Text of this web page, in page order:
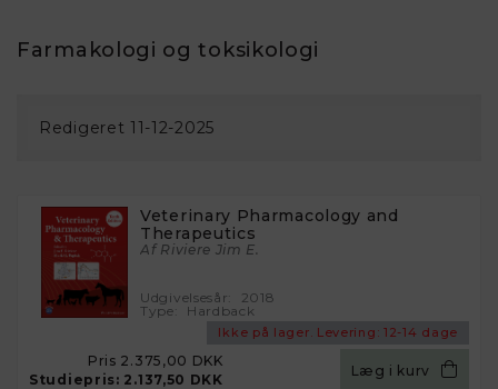
Farmakologi og toksikologi
Redigeret 11-12-2025
Ikke på lager. Levering: 12-14 dage
Veterinary Pharmacology and
Therapeutics
Af Riviere Jim E.
Udgivelsesår:
2018
Type:
Hardback
Pris 2.375,00 DKK
Studiepris: 2.137,50 DKK
Læg i kurv